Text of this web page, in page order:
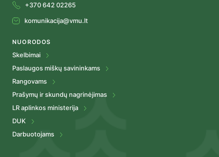
+370 642 02265
komunikacija@vmu.lt
NUORODOS
Skelbimai
Paslaugos miškų savininkams
Rangovams
Prašymų ir skundų nagrinėjimas
LR aplinkos ministerija
DUK
Darbuotojams